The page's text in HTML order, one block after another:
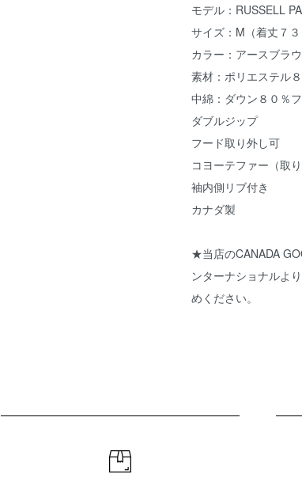
モデル：RUSSELL
サイズ：M（着丈７
カラー：アースブラ
素材：ポリエステル
中綿：ダウン８０％
ダブルジップ
フード取り外し可
コヨーテファー（取り
袖内側リブ付き
カナダ製
★当店のCANADA
ンターナショナルよ
めください。